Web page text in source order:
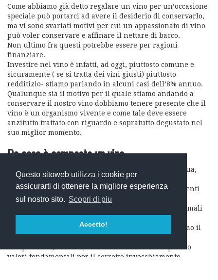
Questo sitoweb utilizza i cookie per
assicurarti di ottenere la migliore esperienza
sul nostro sito. Scopri di piu
Accetto!
Come abbiamo già detto regalare un vino per un’occasione
speciale può portarci ad avere il desiderio di conservarlo,
ma vi sono svariati motivi per cui un appassionato di vino
può voler conservare e affinare il nettare di bacco.
Non ultimo fra questi potrebbe essere per ragioni
finanziare.
Investire nel vino è infatti, ad oggi, piuttosto comune e
sicuramente ( se si tratta dei vini giusti) piuttosto
redditizio- stiamo parlando in alcuni casi dell’8% annuo.
Qualunque sia il motivo per il quale stiamo andando a
conservare il nostro vino dobbiamo tenere presente che il
vino è un organismo vivente e come tale deve essere
anzitutto trattato con riguardo e sopratutto degustato nel
suo miglior momento.
Da cosa è composto un vino
Il vino è un prodotto costituito principalmente d’acqua,
circa il 14% di alcol e tra l’1% e il 2% di parti secche.
É fondamentale creare un equilibrio tra questi elementi
per ottenere uno sviluppo del vino ottimale.
Senza ulteriori indugi analizziamo le condizioni ottimali
Come detto in precedenza il luogo dove invecchieremo il
Temperatura, umidità, luce e stabilità sono in quattro
valori fondamentali per il corretto invecchiamento.